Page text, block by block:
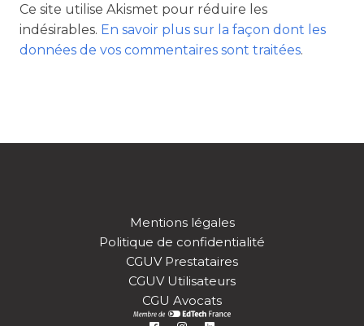
Ce site utilise Akismet pour réduire les
indésirables. En savoir plus sur la façon dont les
données de vos commentaires sont traitées.
Mentions légales
Politique de confidentialité
CGUV Prestataires
CGUV Utilisateurs
CGU Avocats